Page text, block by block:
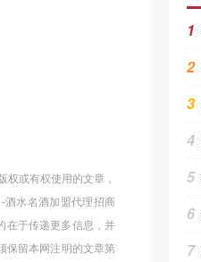
或有权使用的文章，
酒水名酒加盟代理招商
在于传递更多信息，并
保留本网注明的文章第
1
2
3
4
5
6
7